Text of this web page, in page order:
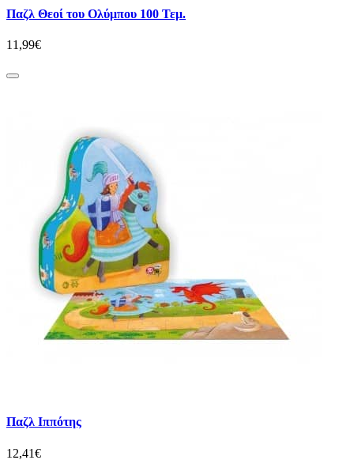
Παζλ Θεοί του Ολύμπου 100 Τεμ.
11,99€
Παζλ Ιππότης
12,41€